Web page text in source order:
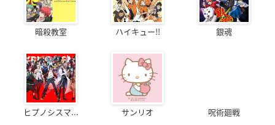
暗殺教室 ハイキュー!! 銀魂
ヒプノシスマ... サンリオ 呪術廻戦